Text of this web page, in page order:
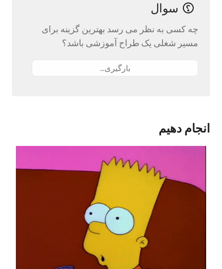
سوال
چه کسی به نظر می رسد بهترین گزینه برای
مسیر شغلی یک طراح آموزشی باشد؟
بارگیری...
انجام دهیم